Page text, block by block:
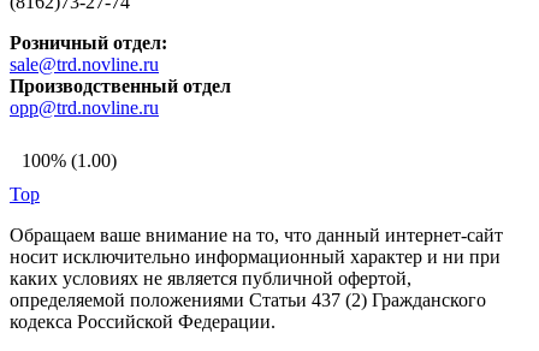
Розничный отдел:
sale@trd.novline.ru
Производственный отдел
opp@trd.novline.ru
100% (1.00)
Top
Обращаем ваше внимание на то, что данный интернет-сайт
носит исключительно информационный характер и ни при
каких условиях не является публичной офертой,
определяемой положениями Статьи 437 (2) Гражданского
кодекса Российской Федерации.